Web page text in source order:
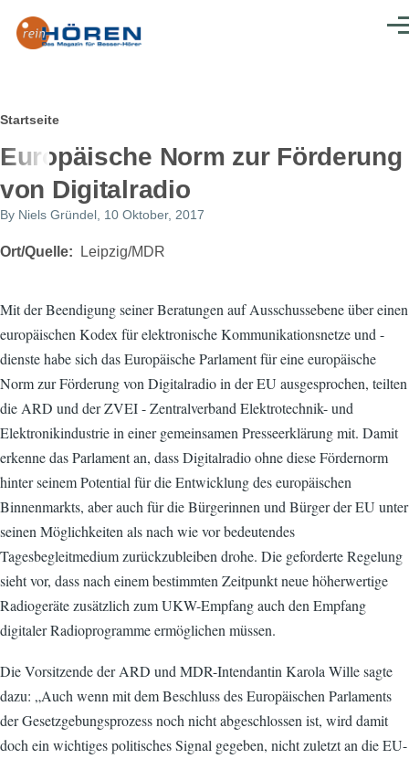
Pfadnavigation
Startseite
Europäische Norm zur Förderung
von Digitalradio
By Niels Gründel , 10 Oktober, 2017
Ort/Quelle Leipzig/MDR
Mit der Beendigung seiner Beratungen auf Ausschussebene über einen
europäischen Kodex für elektronische Kommunikationsnetze und -
dienste habe sich das Europäische Parlament für eine europäische
Norm zur Förderung von Digitalradio in der EU ausgesprochen, teilten
die ARD und der ZVEI - Zentralverband Elektrotechnik- und
Elektronikindustrie in einer gemeinsamen Presseerklärung mit. Damit
erkenne das Parlament an, dass Digitalradio ohne diese Fördernorm
hinter seinem Potential für die Entwicklung des europäischen
Binnenmarkts, aber auch für die Bürgerinnen und Bürger der EU unter
seinen Möglichkeiten als nach wie vor bedeutendes
Tagesbegleitmedium zurückzubleiben drohe. Die geforderte Regelung
sieht vor, dass nach einem bestimmten Zeitpunkt neue höherwertige
Radiogeräte zusätzlich zum UKW-Empfang auch den Empfang
digitaler Radioprogramme ermöglichen müssen.
Die Vorsitzende der ARD und MDR-Intendantin Karola Wille sagte
dazu: „Auch wenn mit dem Beschluss des Europäischen Parlaments
der Gesetzgebungsprozess noch nicht abgeschlossen ist, wird damit
doch ein wichtiges politisches Signal gegeben, nicht zuletzt an die EU-